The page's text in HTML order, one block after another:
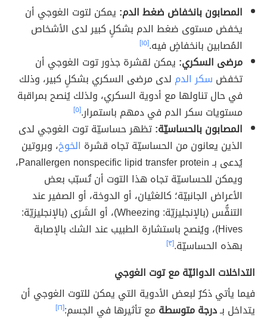
المصابون بانخفاض ضغط الدم: يمكن لتوت الغوجي أن
يخفض مستوى ضغط الدم بشكلٍ كبير لدى الأشخاص
المُصابين بانخفاضٍ فيه.[١٥]
مرضى السكري: يمكن لقشرة جذور توت الغوجي أن
تخفض سكر الدم لدى مرضى السكري بشكلٍ كبير، وذلك
في حال تناولها مع أدوية السكري، ولذلك يُنصح بمراقبة
مستويات سكر الدم في دمهم باستمرار.[٥]
المصابون بالحساسيّة:تظهر حساسيّة توت الغوجي لدى
الذين يعانون من الحساسيّة تجاه قشرة الخوخ، وبروتين
يُدعى بـ Panallergen nonspecific lipid transfer protein،
ويمكن للحساسيّة تجاه هذا التوت أن تُسبّب بعض
الأعراض الجانبيّة؛ كالغثيان، أو الدوخة، أو الصفير عند
التنفُّس (بالإنجليزيّة: Wheezing)، أو الشَرَى (بالإنجليزيّة:
Hives)، ويُنصح باستشارة الطبيب عند الشك بالإصابة
بهذه الحساسيّة.[٣]
التداخلات الدوائيّة مع توت الغوجي
فيما يأتي ذكرٌ لبعض الأدوية التي يمكن للتوت الغوجي أن
يتداخل بـدرجة متوسطة مع تأثيرها في الجسم:[١٦]